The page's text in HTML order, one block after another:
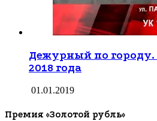
Дежурный по городу.
2018 года
01.01.2019
Премия «Золотой рубль»